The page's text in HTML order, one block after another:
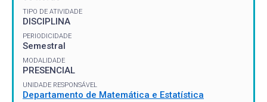
TIPO DE ATIVIDADE
DISCIPLINA
PERIODICIDADE
Semestral
MODALIDADE
PRESENCIAL
UNIDADE RESPONSÁVEL
Departamento de Matemática e Estatística